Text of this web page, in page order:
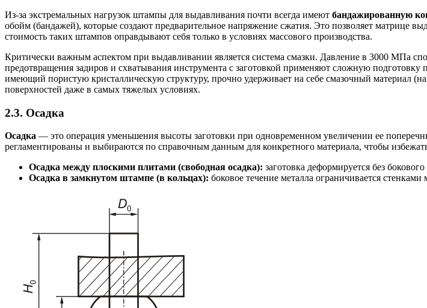
Из-за экстремальных нагрузок штампы для выдавливания почти всегда имеют бандажированную
обойм (бандажей), которые создают предварительное напряжение сжатия. Это позволяет матрице
стоимость таких штампов оправдывают себя только в условиях массового производства.
Критически важным аспектом при выдавливании является система смазки. Давление в 3000 МПа
предотвращения задиров и схватывания инструмента с заготовкой применяют сложную подготовку
имеющий пористую кристаллическую структуру, прочно удерживает на себе смазочный материал
поверхностей даже в самых тяжелых условиях.
2.3. Осадка
Осадка — это операция уменьшения высоты заготовки при одновременном увеличении ее
регламентированы и выбираются по справочным данным для конкретного материала, чтобы
Осадка между плоскими плитами (свободная осадка): заготовка деформируется без
Осадка в замкнутом штампе (в кольцах): боковое течение металла ограничивается